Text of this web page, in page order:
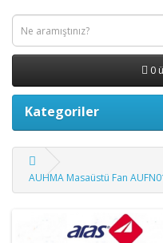
0
Kategoriler
AUHMA Masaüstü Fan